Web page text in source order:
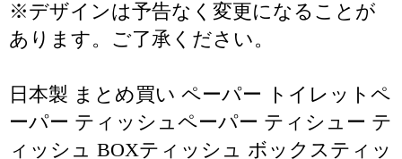
※デザインは予告なく変更になることが
あります。ご了承ください。
日本製 まとめ買い ペーパー トイレットペ
ーパー ティッシュペーパー ティシュー テ
ィッシュ BOXティッシュ ボックスティッ